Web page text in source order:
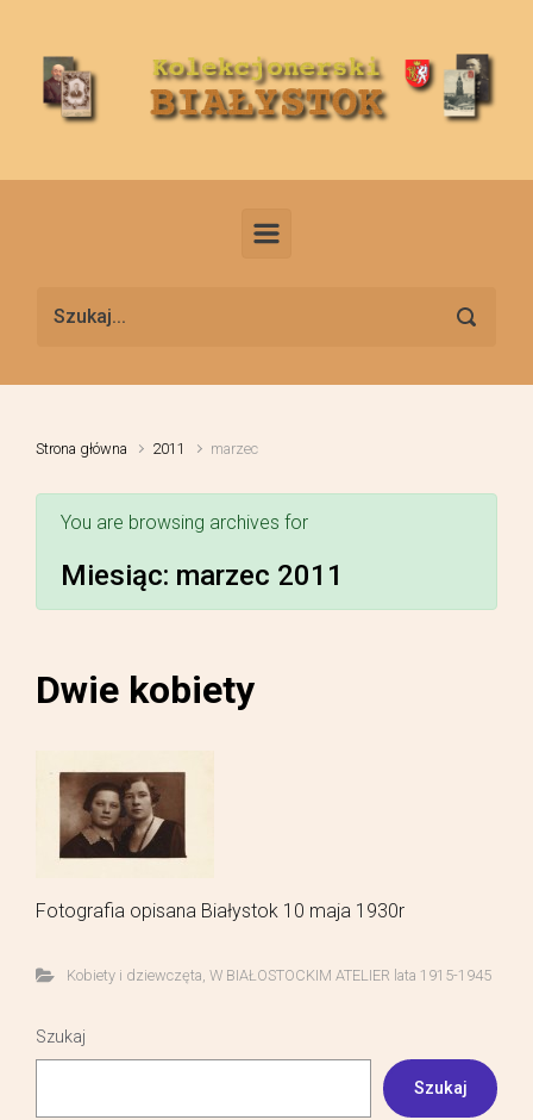
Strona główna 2011 marzec
You are browsing archives for
Miesiąc: marzec 2011
Dwie kobiety
Fotografia opisana Białystok 10 maja 1930r
Kobiety i dziewczęta W BIAŁOSTOCKIM ATELIER lata 1915-1945
Szukaj
Szukaj